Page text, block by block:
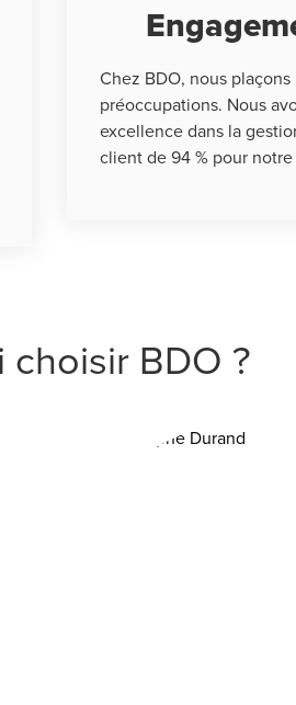
Chez BDO, nous
préoccupations. Nous
excellence dans la
client de 94 % pour
BDO ?